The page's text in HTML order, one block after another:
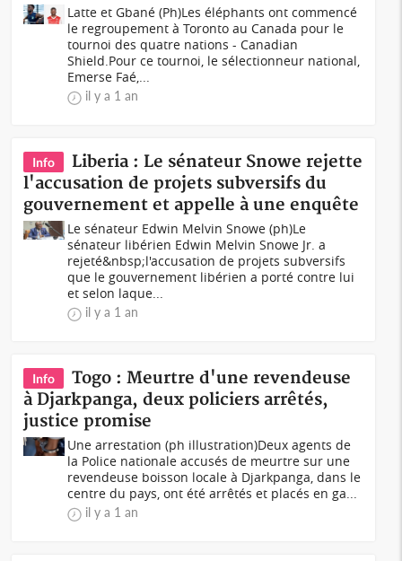
Latte et Gbané (Ph)Les éléphants ont commencé
le regroupement à Toronto au Canada pour le
tournoi des quatre nations - Canadian
Shield.Pour ce tournoi, le sélectionneur national,
Emerse Faé,...
il y a 1 an
Info
Liberia : Le sénateur Snowe rejette
l'accusation de projets subversifs du
gouvernement et appelle à une enquête
Le sénateur Edwin Melvin Snowe (ph)Le
sénateur libérien Edwin Melvin Snowe Jr. a
rejeté&nbsp;l'accusation de projets subversifs
que le gouvernement libérien a porté contre lui
et selon laque...
il y a 1 an
Info
Togo : Meurtre d'une revendeuse
à Djarkpanga, deux policiers arrêtés,
justice promise
Une arrestation (ph illustration)Deux agents de
la Police nationale accusés de meurtre sur une
revendeuse boisson locale à Djarkpanga, dans le
centre du pays, ont été arrêtés et placés en ga...
il y a 1 an